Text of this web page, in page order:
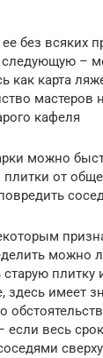
без всяких
–
как карта
мастеров
кафеля
можно
от
можно
старую плитку
здесь имеет
если весь